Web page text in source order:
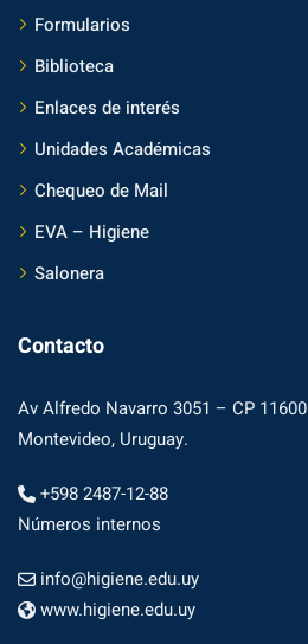
Formularios
Biblioteca
Enlaces de interés
Unidades Académicas
Chequeo de Mail
EVA – Higiene
Salonera
Contacto
Av Alfredo Navarro 3051 – CP 11600
Montevideo, Uruguay.
+598 2487-12-88
Números internos
info@higiene.edu.uy
www.higiene.edu.uy